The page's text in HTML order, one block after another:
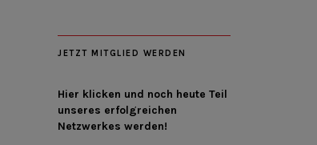
JETZT MITGLIED WERDEN
Hier klicken und noch heute Teil
unseres erfolgreichen
Netzwerkes werden!